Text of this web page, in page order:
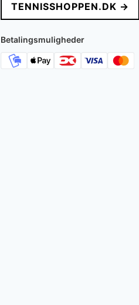
TENNISSHOPPEN.DK →
Betalingsmuligheder